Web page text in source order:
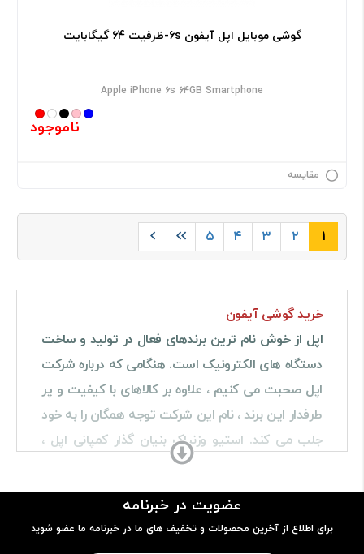
گوشی موبایل اپل آیفون 6s-ظرفیت 64 گیگابایت
Apple iPhone 6s 64GB Smartphone
ناموجود
مقایسه
۱ ۲ ۳ ۴ ۵
خرید گوشی آیفون
اپل از خوش نام ترین برندهای فعال در تولید و ساخت
دستگاه های الکترونیک است. هنگامی که درباره شرکت
اپل صحبت می کنیم ، علاوه بر کالاهای با کیفیت و پر
طرفدار این برند ، نام این شرکت توجه همگان را به خود
جلب می کند. استیو وزنیاک بنیان گذار کمپانی اپل ،
طی یک مصاحبه ای به این نکته اشاره کرد ، که ایده
شرکت اپل برای سالها ذهن استیو جابز را مشغول کرده
بود که به طراحی و ایده پردازی کالاهای خود می
عضویت در خبرنامه
برای اطلاع از آخرین محصولات و تخفیف های ما در خبرنامه ما عضو شوید